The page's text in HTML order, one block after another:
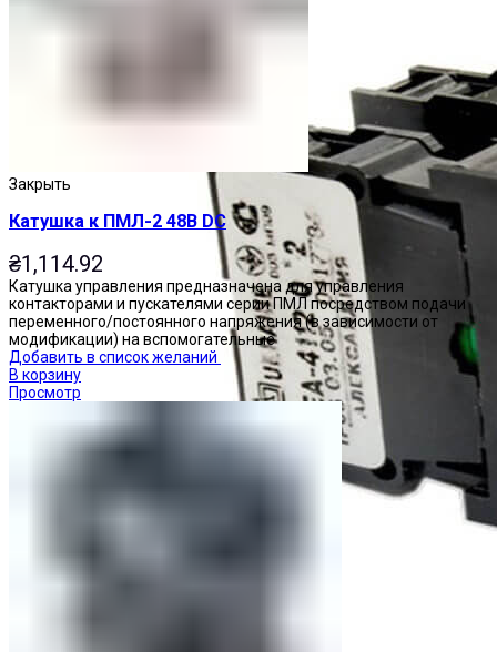
Закрыть
Катушка к ПМЛ-2 48В DC
₴1,114.92
Катушка управления предназначена для управления
контакторами и пускателями серии ПМЛ посредством подачи
переменного/постоянного напряжения (в зависимости от
модификации) на вспомогательные
Добавить в список желаний
В корзину
Просмотр